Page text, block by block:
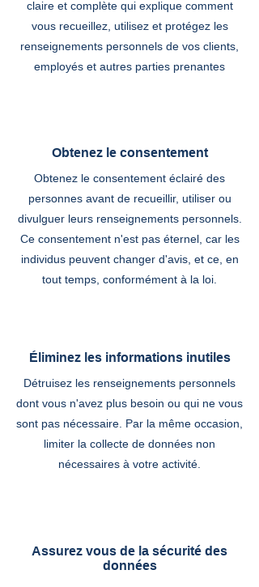
claire et complète qui explique comment
vous recueillez, utilisez et protégez les
renseignements personnels de vos clients,
employés et autres parties prenantes
Obtenez le consentement
Obtenez le consentement éclairé des
personnes avant de recueillir, utiliser ou
divulguer leurs renseignements personnels.
Ce consentement n'est pas éternel, car les
individus peuvent changer d'avis, et ce, en
tout temps, conformément à la loi.
Éliminez les informations inutiles
Détruisez les renseignements personnels
dont vous n'avez plus besoin ou qui ne vous
sont pas nécessaire. Par la même occasion,
limiter la collecte de données non
nécessaires à votre activité.
Assurez vous de la sécurité des
données